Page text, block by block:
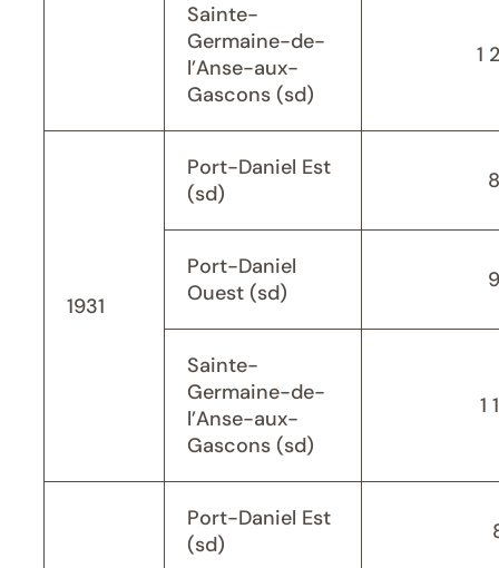
Sainte-
Germaine-de-
l’Anse-aux-
Gascons (sd)
1
1931
Port-Daniel Est
(sd)
Port-Daniel
Ouest (sd)
Sainte-
Germaine-de-
l’Anse-aux-
Gascons (sd)
1
Port-Daniel Est
(sd)